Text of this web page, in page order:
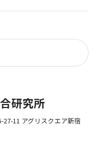
研究所
27-11 アグリスクエア新宿